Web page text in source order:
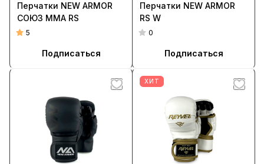
Перчатки NEW ARMOR
СОЮЗ ММА RS
5
Подписаться
Перчатки NEW ARMOR
RS W
0
Подписаться
ХИТ